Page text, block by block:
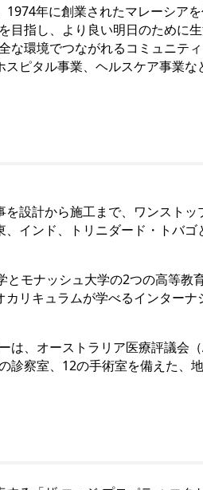
年に創業されたマレーシア
目指し、より良い明日のために
な環境でつながれるコミュニテ
ピタル事業、ヘルスケア事業な
設計から施工まで、ワンストッ
インド、トリニダード・トバゴ
モナッシュ大学の2つの高等教
リキュラムが学べるインターナ
は、オーストラリア医療評議会
診察室、12の手術室を備えた、